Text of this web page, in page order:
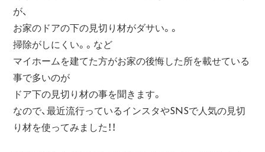
が、
お家のドアの下の見切り材がダサい。。
掃除がしにくい。。など
マイホームを建てた方がお家の後悔した所を載せている
事で多いのが
ドア下の見切り材の事を聞きます。
なので、最近流行っているインスタやSNSで人気の見切
り材を使ってみました！！